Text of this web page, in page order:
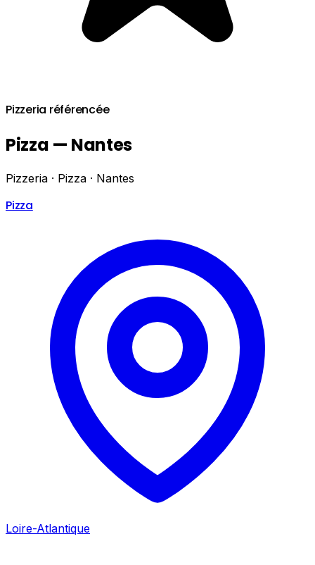
Pizzeria référencée
Pizza — Nantes
Pizzeria · Pizza · Nantes
Pizza
Loire-Atlantique